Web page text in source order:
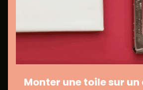
Monter une toile sur